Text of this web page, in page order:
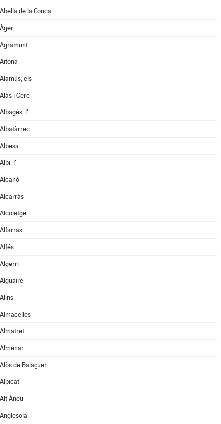
Abella de la Conca
Àger
Agramunt
Aitona
Alamús, els
Alàs i Cerc
Albagés, l'
Albatàrrec
Albesa
Albi, l'
Alcanó
Alcarràs
Alcoletge
Alfarràs
Alfés
Algerri
Alguaire
Alins
Almacelles
Almatret
Almenar
Alòs de Balaguer
Alpicat
Alt Àneu
Anglesola